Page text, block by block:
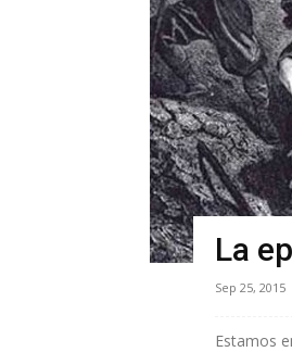
La
Sep 25, 2015
Estamos